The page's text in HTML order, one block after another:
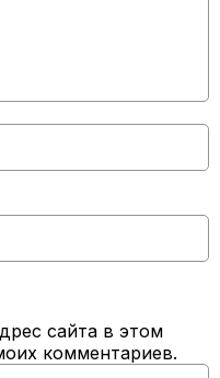
сайта в этом
комментариев.